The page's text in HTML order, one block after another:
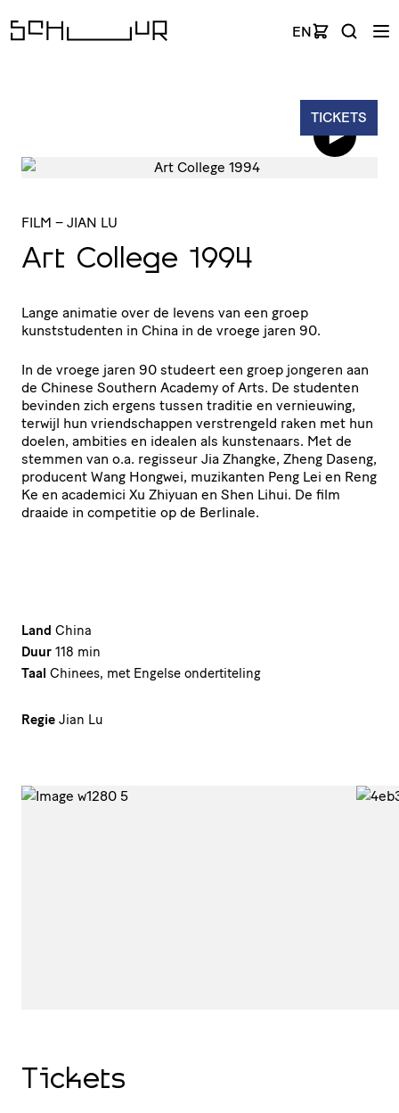
EN
TICKETS
FILM – JIAN LU
Art College 1994
Lange animatie over de levens van een groep
kunststudenten in China in de vroege jaren 90.
In de vroege jaren 90 studeert een groep jongeren aan
de Chinese Southern Academy of Arts. De studenten
bevinden zich ergens tussen traditie en vernieuwing,
terwijl hun vriendschappen verstrengeld raken met hun
doelen, ambities en idealen als kunstenaars. Met de
stemmen van o.a. regisseur Jia Zhangke, Zheng Daseng,
producent Wang Hongwei, muzikanten Peng Lei en Reng
Ke en academici Xu Zhiyuan en Shen Lihui. De film
draaide in competitie op de Berlinale.
Land China
Duur 118 min
Taal Chinees, met Engelse ondertiteling
Regie Jian Lu
Tickets